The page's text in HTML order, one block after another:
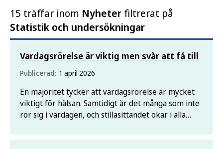
15 träffar inom Nyheter filtrerat på
Statistik och undersökningar
Vardagsrörelse är viktig men svår att få till
Publicerad: 1 april 2026
En majoritet tycker att vardagsrörelse är mycket
viktigt för hälsan. Samtidigt är det många som inte
rör sig i vardagen, och stillasittandet ökar i alla